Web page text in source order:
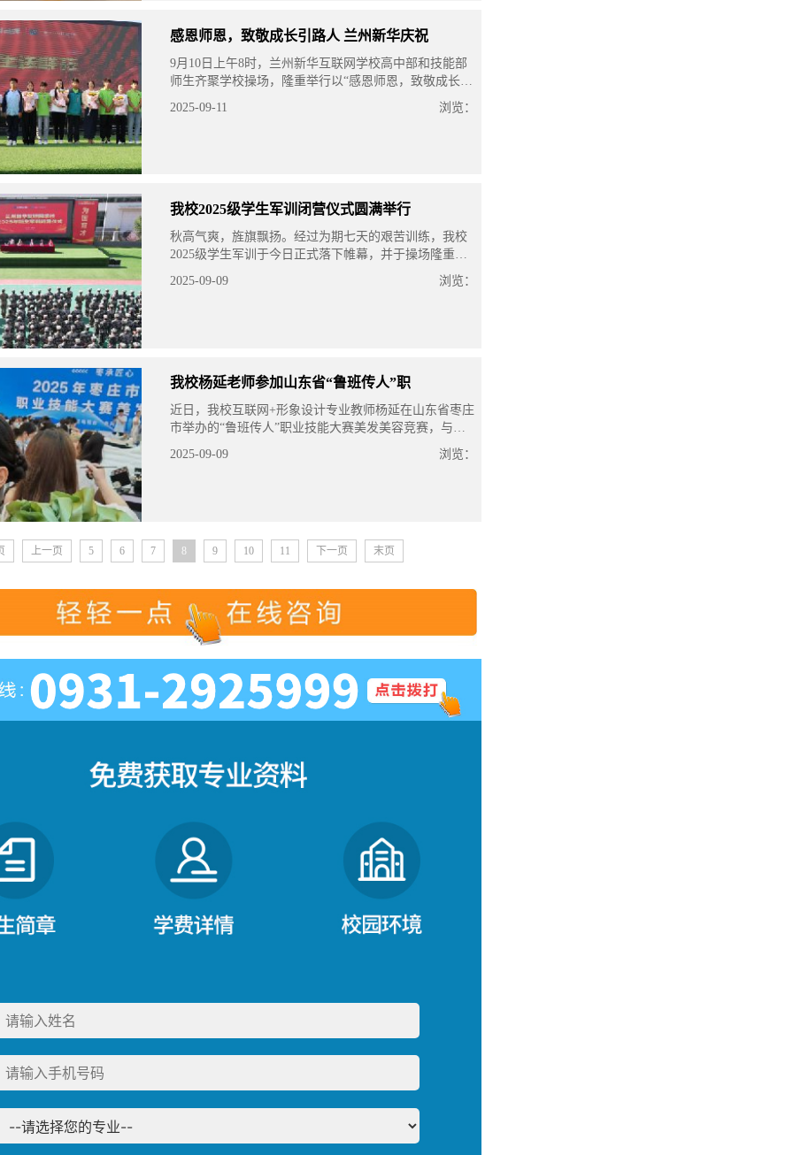
感恩师恩，致敬成长引路人 兰州新华庆祝
9月10日上午8时，兰州新华互联网学校高中部和技能部
师生齐聚学校操场，隆重举行以“感恩师恩，致敬成长引
路人”为主题的教师节庆祝活动，共同庆祝我国第41个教
2025-09-11 浏览：
我校2025级学生军训闭营仪式圆满举行
秋高气爽，旌旗飘扬。经过为期七天的艰苦训练，我校
2025级学生军训于今日正式落下帷幕，并于操场隆重举
行闭营仪式。校长、总教官、高中部负责人、技能部负
2025-09-09 浏览：
我校杨延老师参加山东省“鲁班传人”职
近日，我校互联网+形象设计专业教师杨延在山东省枣庄
市举办的“鲁班传人”职业技能大赛美发美容竞赛，与来
自全国的480名选手同台竞技，其作品《飞鸟》以深刻的
2025-09-09 浏览：
上一页 5 6 7 8 9 10 11 下一页 末页